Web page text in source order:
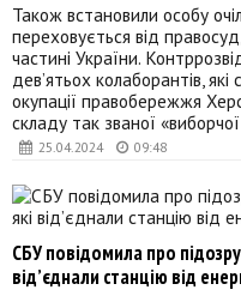
25.04.2024 09:48
Також встановили особу
переховується від
частині України.
дев’ятьох колаборантів,
окупації правобережжя
складу так званої
СБУ повідомила про
від’єднали станцію від